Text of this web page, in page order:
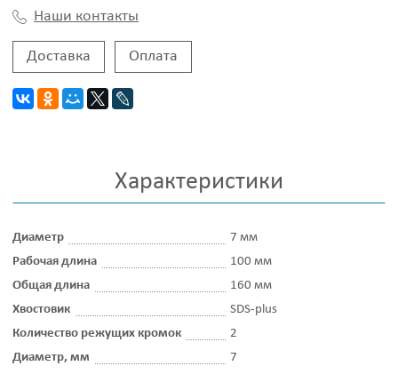
Наши контакты
Доставка Оплата
Характеристики
Диаметр
7 мм
Рабочая длина
100 мм
Общая длина
160 мм
Хвостовик
SDS-plus
Количество режущих кромок
2
Диаметр, мм
7